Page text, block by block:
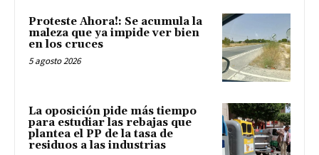
Proteste Ahora!: Se acumula la
maleza que ya impide ver bien
en los cruces
5 agosto 2026
La oposición pide más tiempo
para estudiar las rebajas que
plantea el PP de la tasa de
residuos a las industrias